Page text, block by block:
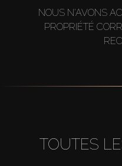
NOUS N'AVONS
PROPRIÉTÉ
TOUTES